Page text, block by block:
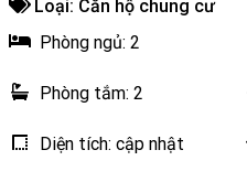
Loại: Căn hộ chung cư
Phòng ngủ: 2
Phòng tắm: 2
Diện tích: cập nhật